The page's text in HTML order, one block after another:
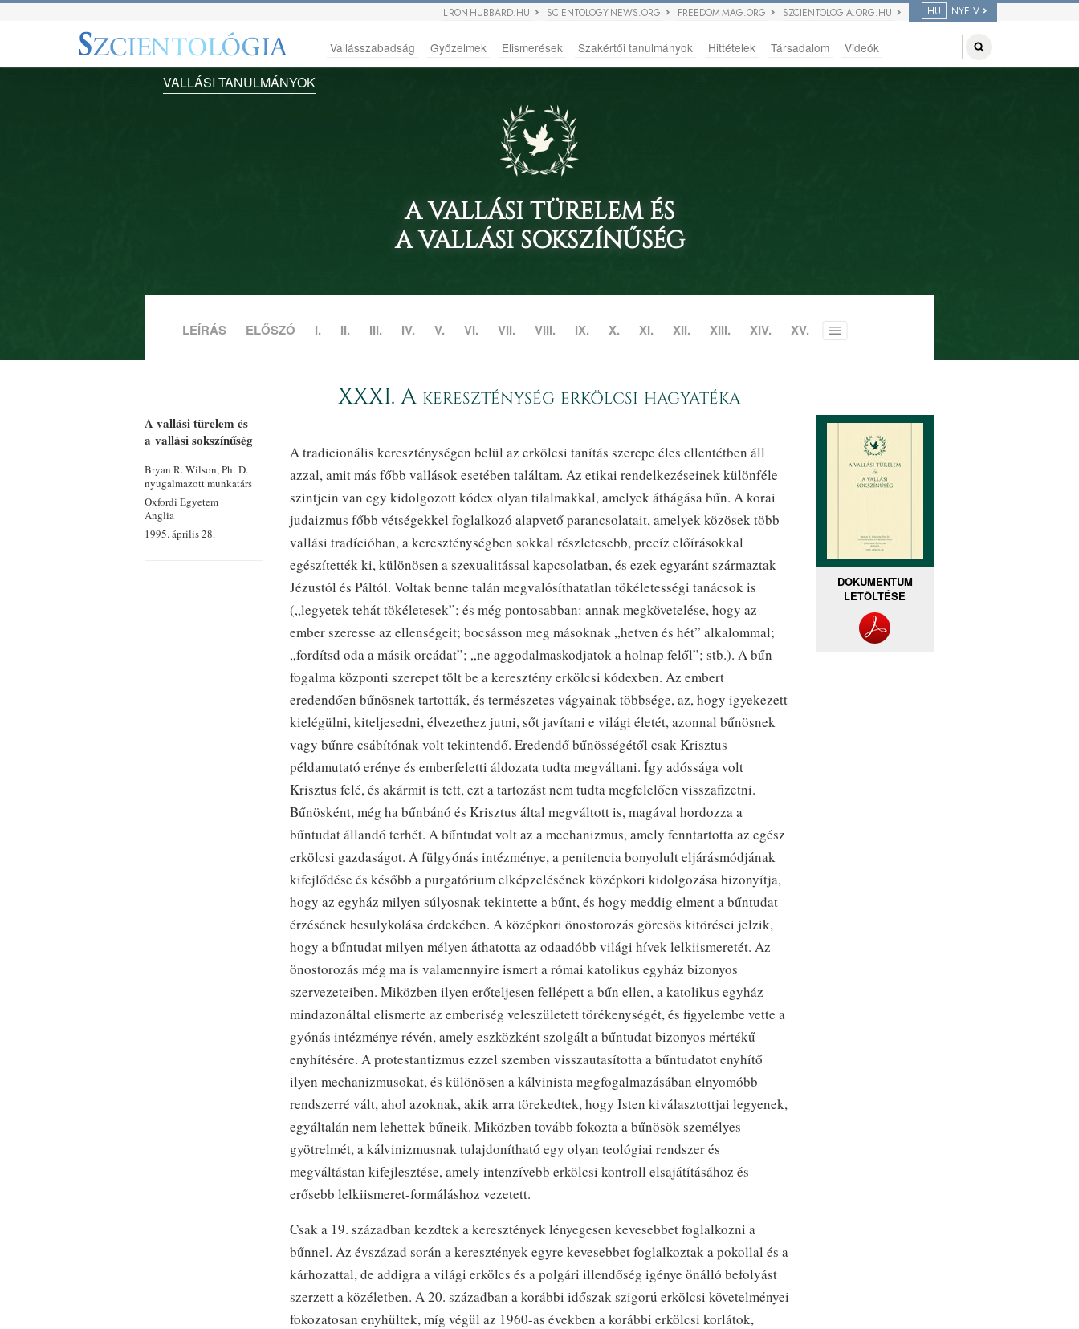
L RON HUBBARD.HU SCIENTOLOGY NEWS.ORG FREEDOM MAG.ORG SZCIENTOLOGIA.ORG.HU HU NYELV
Vallásszabadság Győzelmek Elismerések Szakértői tanulmányok Hittételek Társadalom Videók
VALLÁSI TANULMÁNYOK
A VALLÁSI TÜRELEM ÉS
A VALLÁSI SOKSZÍNŰSÉG
LEÍRÁS ELŐSZÓ I. II. III. IV. V. VI. VII. VIII. IX. X. XI. XII. XIII. XIV. XV. Toggle
A vallási türelem és
a vallási sokszínűség
Bryan R. Wilson, Ph. D.
nyugalmazott munkatárs
Oxfordi Egyetem
Anglia
1995. április 28.
XXXI. A kereszténység erkölcsi hagyatéka
A tradicionális kereszténységen belül az erkölcsi tanítás szerepe éles ellentétben áll
azzal, amit más főbb vallások esetében találtam. Az etikai rendelkezéseinek különféle
szintjein van egy kidolgozott kódex olyan tilalmakkal, amelyek áthágása bűn. A korai
judaizmus főbb vétségekkel foglalkozó alapvető parancsolatait, amelyek közösek több
vallási tradícióban, a kereszténységben sokkal részletesebb, precíz előírásokkal
egészítették ki, különösen a szexualitással kapcsolatban, és ezek egyaránt származtak
Jézustól és Páltól. Voltak benne talán megvalósíthatatlan tökéletességi tanácsok is
(„legyetek tehát tökéletesek”; és még pontosabban: annak megkövetelése, hogy az
ember szeresse az ellenségeit; bocsásson meg másoknak „hetven és hét” alkalommal;
„fordítsd oda a másik orcádat”; „ne aggodalmaskodjatok a holnap felől”; stb.). A bűn
fogalma központi szerepet tölt be a keresztény erkölcsi kódexben. Az embert
eredendően bűnösnek tartották, és természetes vágyainak többsége, az, hogy igyekezett
kielégülni, kiteljesedni, élvezethez jutni, sőt javítani e világi életét, azonnal bűnösnek
vagy bűnre csábítónak volt tekintendő. Eredendő bűnösségétől csak Krisztus
példamutató erénye és emberfeletti áldozata tudta megváltani. Így adóssága volt
Krisztus felé, és akármit is tett, ezt a tartozást nem tudta megfelelően visszafizetni.
Bűnösként, még ha bűnbánó és Krisztus által megváltott is, magával hordozza a
bűntudat állandó terhét. A bűntudat volt az a mechanizmus, amely fenntartotta az egész
erkölcsi gazdaságot. A fülgyónás intézménye, a penitencia bonyolult eljárásmódjának
kifejlődése és később a purgatórium elképzelésének középkori kidolgozása bizonyítja,
hogy az egyház milyen súlyosnak tekintette a bűnt, és hogy meddig elment a bűntudat
érzésének besulykolása érdekében. A középkori önostorozás görcsös kitörései jelzik,
hogy a bűntudat milyen mélyen áthatotta az odaadóbb világi hívek lelkiismeretét. Az
önostorozás még ma is valamennyire ismert a római katolikus egyház bizonyos
szervezeteiben. Miközben ilyen erőteljesen fellépett a bűn ellen, a katolikus egyház
mindazonáltal elismerte az emberiség veleszületett törékenységét, és figyelembe vette a
gyónás intézménye révén, amely eszközként szolgált a bűntudat bizonyos mértékű
enyhítésére. A protestantizmus ezzel szemben visszautasította a bűntudatot enyhítő
ilyen mechanizmusokat, és különösen a kálvinista megfogalmazásában elnyomóbb
rendszerré vált, ahol azoknak, akik arra törekedtek, hogy Isten kiválasztottjai legyenek,
egyáltalán nem lehettek bűneik. Miközben tovább fokozta a bűnösök személyes
gyötrelmét, a kálvinizmusnak tulajdonítható egy olyan teológiai rendszer és
megváltástan kifejlesztése, amely intenzívebb erkölcsi kontroll elsajátításához és
erősebb lelkiismeret-formáláshoz vezetett.
Csak a 19. században kezdtek a keresztények lényegesen kevesebbet foglalkozni a
bűnnel. Az évszázad során a keresztények egyre kevesebbet foglalkoztak a pokollal és a
kárhozattal, de addigra a világi erkölcs és a polgári illendőség igénye önálló befolyást
szerzett a közéletben. A 20. században a korábbi időszak szigorú erkölcsi követelményei
fokozatosan enyhültek, míg végül az 1960-as években a korábbi erkölcsi korlátok,
DOKUMENTUM
LETÖLTÉSE